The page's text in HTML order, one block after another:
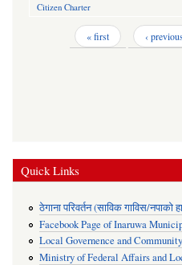
Citizen Charter
« first ‹ previous
Quick Links
ठेगाना परिवर्तन (साविक गाविस/नपाको
Facebook Page of Inaruwa
Local Governence and
Ministry of Federal Affairs and